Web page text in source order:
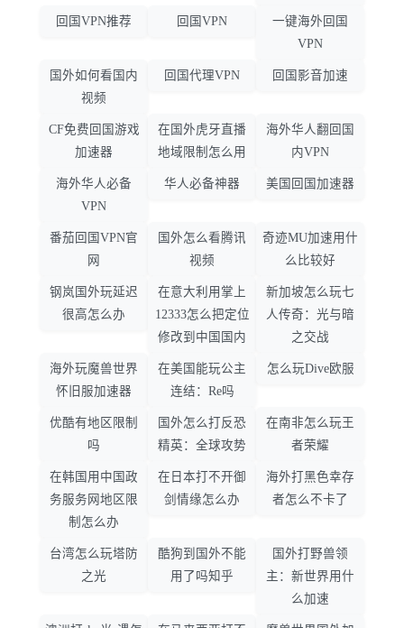
回国VPN推荐 回国VPN
一键海外回国
VPN
国外如何看国内
视频
回国代理VPN 回国影音加速
CF免费回国游戏
加速器
在国外虎牙直播
地域限制怎么用
海外华人翻回国
内VPN
海外华人必备
VPN
华人必备神器 美国回国加速器
番茄回国VPN官
网
国外怎么看腾讯
视频
奇迹MU加速用什
么比较好
钢岚国外玩延迟
很高怎么办
在意大利用掌上
12333怎么把定位
修改到中国国内
新加坡怎么玩七
人传奇：光与暗
之交战
海外玩魔兽世界
怀旧服加速器
在美国能玩公主
连结：Re吗
怎么玩Dive欧服
优酷有地区限制
吗
国外怎么打反恐
精英：全球攻势
在南非怎么玩王
者荣耀
在韩国用中国政
务服务网地区限
制怎么办
在日本打不开御
剑情缘怎么办
海外打黑色幸存
者怎么不卡了
台湾怎么玩塔防
之光
酷狗到国外不能
用了吗知乎
国外打野兽领
主：新世界用什
么加速